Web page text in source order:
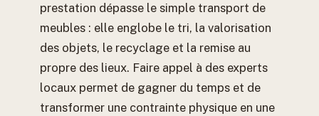
prestation dépasse le simple transport de
meubles : elle englobe le tri, la valorisation
des objets, le recyclage et la remise au
propre des lieux. Faire appel à des experts
locaux permet de gagner du temps et de
transformer une contrainte physique en une